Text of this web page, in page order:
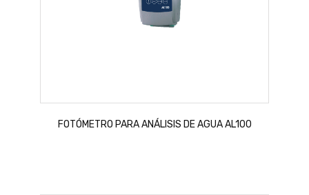
FOTÓMETRO PARA ANÁLISIS DE AGUA AL100